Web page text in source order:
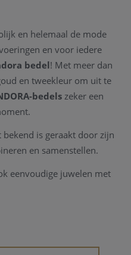
en helemaal de mode
en voor iedere
bedel! Met meer dan
en tweekleur om uit te
bedelszeker een
bekend is geraakt door zijn
en samenstellen.
eenvoudige juwelen met
met de bestaande